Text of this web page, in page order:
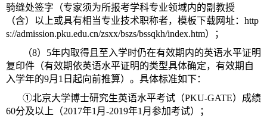
骑缝处签字（专家须为所报考学科专业领域内的副教授
（含）以上或具有相当专业技术职称者，模板下载网址：http
s://admission.pku.edu.cn/zsxx/bszs/bssqkh/index.htm）；
（8）5年内取得且至入学时仍在有效期内的英语水平证明
复印件（有效期依英语水平证明的类型具体确定，有效期自
入学年的9月1日起向前推算）。具体标准如下：
①北京大学博士研究生英语水平考试（PKU-GATE）成绩
60分及以上（2017年1月-2019年1月参加考试）；